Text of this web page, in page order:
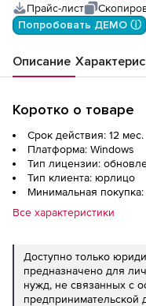
Прайс-лист
Попробовать ДЕМО ⓘ
Описание
Коротко о товаре
Срок действия: 12 мес.
Платформа: Windows
Тип лицензии:
Тип клиента: юрлицо
Минимальная покупка:
Все характеристики
Доступно только
предназначено для
нужд, не связанных с
предпринимательской